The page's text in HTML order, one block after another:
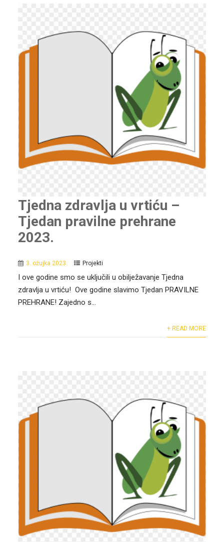
Tjedna zdravlja u vrtiću –
Tjedan pravilne prehrane
2023.
3. ožujka 2023. Projekti
I ove godine smo se uključili u obilježavanje Tjedna
zdravlja u vrtiću! Ove godine slavimo Tjedan PRAVILNE
PREHRANE! Zajedno s...
+ READ MORE